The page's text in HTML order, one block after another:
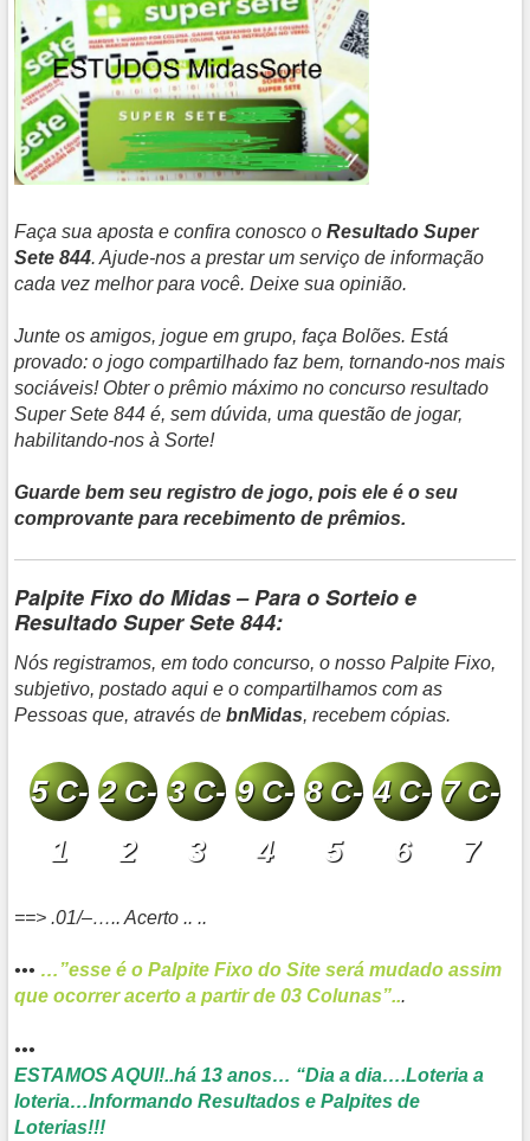
Faça sua aposta e confira conosco oResultado Super
Sete 844. Ajude-nos a prestar um serviço de informação
cada vez melhor para você. Deixe sua opinião.
Junte os amigos, jogue em grupo, faça Bolões. Está
provado: o jogo compartilhado faz bem, tornando-nos mais
sociáveis! Obter o prêmio máximo no concurso resultado
Super Sete 844 é, sem dúvida, uma questão de jogar,
habilitando-nos à Sorte!
Guarde bem seu registro de jogo, pois ele é o seu
comprovante para recebimento de prêmios.
Palpite Fixo do Midas – Para o Sorteio e
Resultado Super Sete 844:
Nós registramos, em todo concurso, o nosso Palpite Fixo,
subjetivo, postado aqui e o compartilhamos com as
Pessoas que, através debnMidas, recebem cópias.
5 C-
1
2 C-
2
3 C-
3
9 C-
4
8 C-
5
4 C-
6
7 C-
7
==>.01/–….. Acerto .. ..
••• …”esse é o Palpite Fixo do Site será mudado assim
que ocorrer acerto a partir de 03 Colunas”...
•••
ESTAMOS AQUI!..há 13 anos… “Dia a dia….Loteria a
loteria…Informando Resultados e Palpites de
Loterias!!!